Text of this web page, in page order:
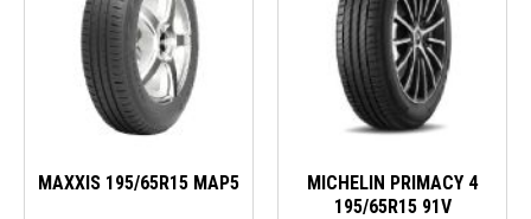
MAXXIS 195/65R15 MAP5
MICHELIN PRIMACY 4
195/65R15 91V